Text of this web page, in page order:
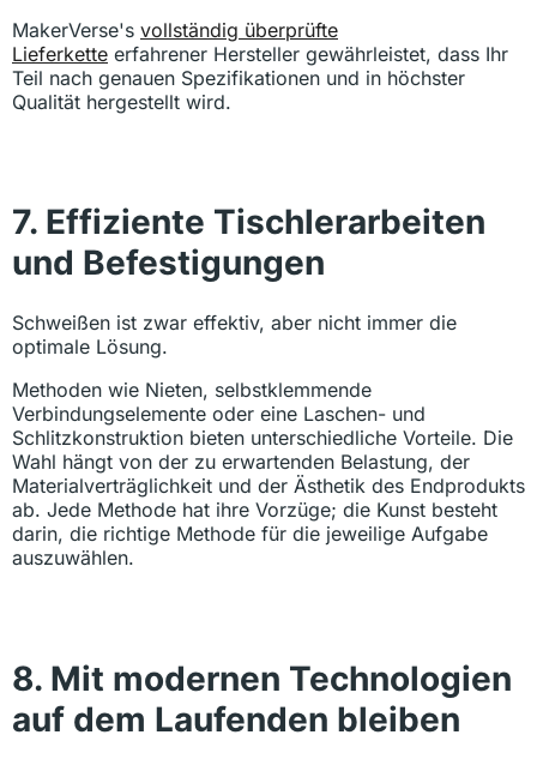
MakerVerse's vollständig überprüfte
Lieferkette erfahrener Hersteller gewährleistet, dass Ihr
Teil nach genauen Spezifikationen und in höchster
Qualität hergestellt wird.
7. Effiziente Tischlerarbeiten
und Befestigungen
Schweißen ist zwar effektiv, aber nicht immer die
optimale Lösung.
Methoden wie Nieten, selbstklemmende
Verbindungselemente oder eine Laschen- und
Schlitzkonstruktion bieten unterschiedliche Vorteile. Die
Wahl hängt von der zu erwartenden Belastung, der
Materialverträglichkeit und der Ästhetik des Endprodukts
ab. Jede Methode hat ihre Vorzüge; die Kunst besteht
darin, die richtige Methode für die jeweilige Aufgabe
auszuwählen.
8. Mit modernen Technologien
auf dem Laufenden bleiben